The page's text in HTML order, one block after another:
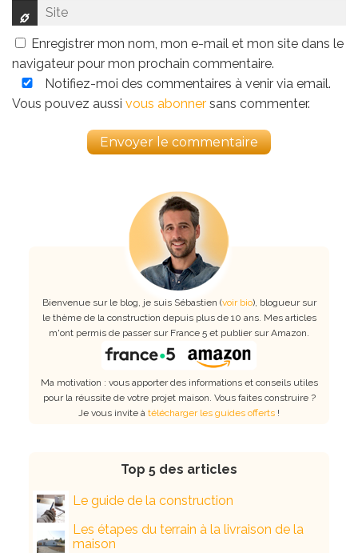
Enregistrer mon nom, mon e-mail et mon site dans le
navigateur pour mon prochain commentaire.
Notifiez-moi des commentaires à venir via email.
Vous pouvez aussi vous abonner sans commenter.
Bienvenue sur le blog, je suis Sébastien (voir bio), blogueur sur
le thème de la construction depuis plus de 10 ans. Mes articles
m'ont permis de passer sur France 5 et publier sur Amazon.
Ma motivation : vous apporter des informations et conseils utiles
pour la réussite de votre projet maison. Vous faites construire ?
Je vous invite à télécharger les guides offerts !
Top 5 des articles
Le guide de la construction
Les étapes du terrain à la livraison de la
maison